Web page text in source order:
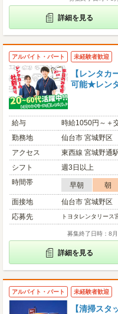
詳細を見る
アルバイト・パート 未経験者歓迎
【レンタカ
可能★レン
給与
時給1050円～＋
勤務地
仙台市 宮城野区
アクセス
東西線 宮城野通
シフト
週3日以上
時間帯
早朝 朝
面接地
仙台市 宮城野区
応募先
トヨタレンタリース
募集終了日時：8
詳細を見る
アルバイト・パート 未経験者歓迎
【清掃ス